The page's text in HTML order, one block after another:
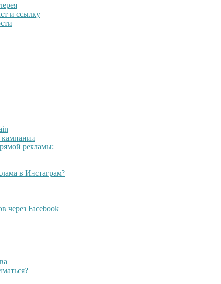
и ссылку
кампании
рекламы:
в Инстаграм?
через Facebook